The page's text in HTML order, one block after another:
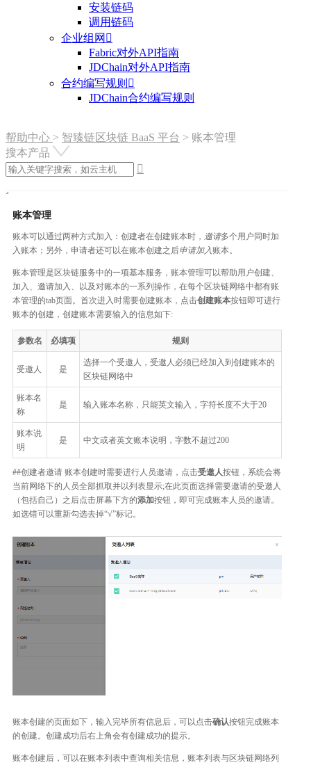
安装链码
调用链码
企业组网 
Fabric对外API指南
JDChain对外API指南
合约编写规则 
JDChain合约编写规则
帮助中心 > 智臻链区块链 BaaS 平台 > 账本管理
搜本产品

账本管理
账本可以通过两种方式加入：创建者在创建账本时， 邀请多个用户同时加
入账本；另外，申请者还可以在账本创建之后申请加入账本。
账本管理是区块链服务中的一项基本服务，账本管理可以帮助用户创建、
加入、邀请加入、以及对账本的一系列操作，在每个区块链网络中都有账
本管理的tab页面。首次进入时需要创建账本，点击创建账本按钮即可进行
账本的创建，创建账本需要输入的信息如下:
参数名 必填项 规则
受邀人 是
选择一个受邀人，受邀人必须已经加入到创建账本的
区块链网络中
账本名
称
是 输入账本名称，只能英文输入，字符长度不大于20
账本说
明
是 中文或者英文账本说明，字数不超过200
##创建者邀请 账本创建时需要进行人员邀请，点击受邀人按钮，系统会将
当前网络下的人员全部抓取并以列表显示;在此页面选择需要邀请的受邀人
（包括自己）之后点击屏幕下方的添加按钮，即可完成账本人员的邀请。
如选错可以重新勾选去掉“√”标记。
账本创建的页面如下，输入完毕所有信息后，可以点击确认按钮完成账本
的创建。创建成功后右上角会有创建成功的提示。
账本创建后，可以在账本列表中查询相关信息，账本列表与区块链网络列